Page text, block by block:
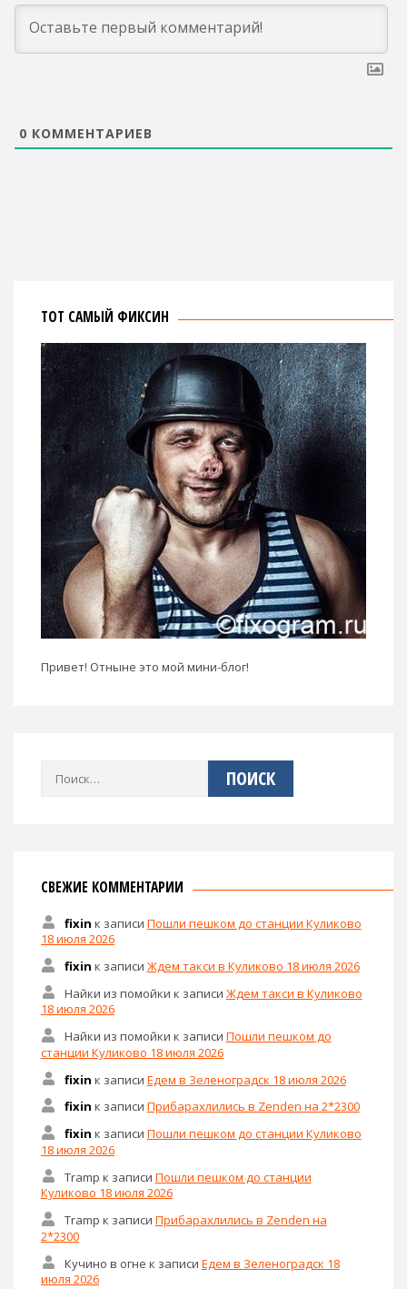
0 КОММЕНТАРИЕВ
ТОТ САМЫЙ ФИКСИН
Привет! Отныне это мой мини-блог!
СВЕЖИЕ КОММЕНТАРИИ
fixin к записи Пошли пешком до станции Куликово
18 июля 2026
fixin к записи Ждем такси в Куликово 18 июля 2026
Найки из помойки к записи Ждем такси в Куликово
18 июля 2026
Найки из помойки к записи Пошли пешком до
станции Куликово 18 июля 2026
fixin к записи Едем в Зеленоградск 18 июля 2026
fixin к записи Прибарахлились в Zenden на 2*2300
fixin к записи Пошли пешком до станции Куликово
18 июля 2026
Tramp к записи Пошли пешком до станции
Куликово 18 июля 2026
Tramp к записи Прибарахлились в Zenden на
2*2300
Кучино в огне к записи Едем в Зеленоградск 18
июля 2026